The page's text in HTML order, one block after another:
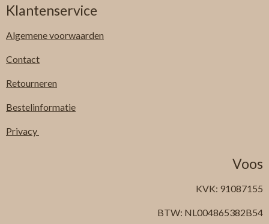
Klantenservice
Algemenevoorwaarden
Contact
Retourneren
Bestelinformatie
Privacy
Voos
KVK: 91087155
BTW: NL004865382B54